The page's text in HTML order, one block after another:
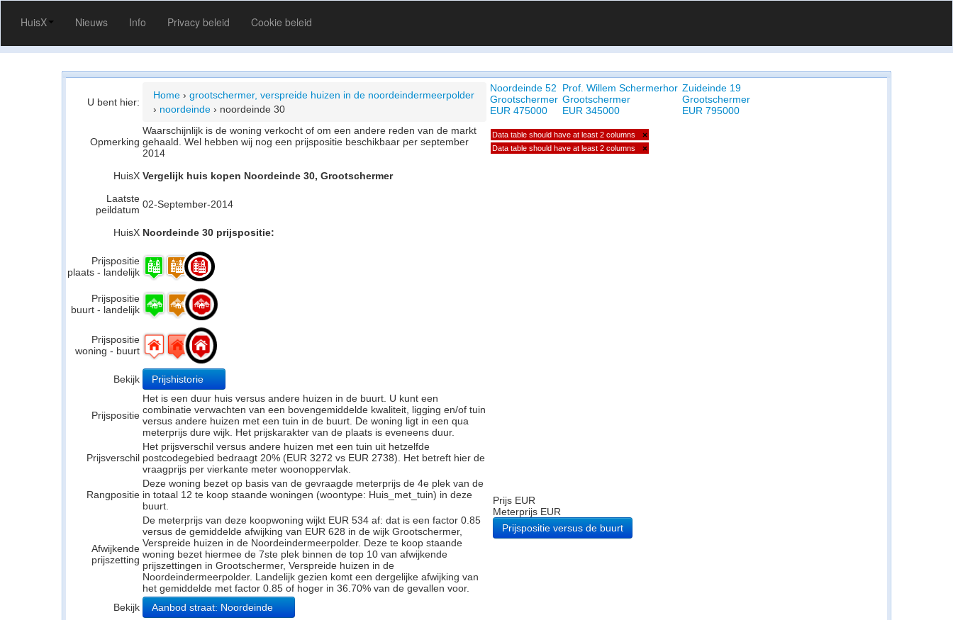
HuisX Nieuws Info Privacy beleid Cookie beleid
U bent hier:
Home › grootschermer, verspreide huizen in de noordeindermeerpolder
› noordeinde › noordeinde 30
Opmerking
Waarschijnlijk is de woning verkocht of om een andere reden van de markt
gehaald. Wel hebben wij nog een prijspositie beschikbaar per september
2014
HuisX Vergelijk huis kopen Noordeinde 30, Grootschermer
Laatste
peildatum 02-September-2014
HuisX Noordeinde 30 prijspositie:
Prijspositie
plaats - landelijk
Prijspositie
buurt - landelijk
Prijspositie
woning - buurt
Bekijk Prijshistorie
Prijspositie
Het is een duur huis versus andere huizen in de buurt. U kunt een
combinatie verwachten van een bovengemiddelde kwaliteit, ligging en/of tuin
versus andere huizen met een tuin in de buurt. De woning ligt in een qua
meterprijs dure wijk. Het prijskarakter van de plaats is eveneens duur.
Prijsverschil
Het prijsverschil versus andere huizen met een tuin uit hetzelfde
postcodegebied bedraagt 20% (EUR 3272 vs EUR 2738). Het betreft hier de
vraagprijs per vierkante meter woonoppervlak.
Rangpositie
Deze woning bezet op basis van de gevraagde meterprijs de 4e plek van de
in totaal 12 te koop staande woningen (woontype: Huis_met_tuin) in deze
buurt.
Afwijkende
prijszetting
De meterprijs van deze koopwoning wijkt EUR 534 af: dat is een factor 0.85
versus de gemiddelde afwijking van EUR 628 in de wijk Grootschermer,
Verspreide huizen in de Noordeindermeerpolder. Deze te koop staande
woning bezet hiermee de 7ste plek binnen de top 10 van afwijkende
prijszettingen in Grootschermer, Verspreide huizen in de
Noordeindermeerpolder. Landelijk gezien komt een dergelijke afwijking van
het gemiddelde met factor 0.85 of hoger in 36.70% van de gevallen voor.
Bekijk
Aanbod straat: Noordeinde
Noordeinde 52
Grootschermer
EUR 475000
Prof. Willem Schermerhor
Grootschermer
EUR 345000
Zuideinde 19
Grootschermer
EUR 795000
Data table should have at least 2 columns ×
Data table should have at least 2 columns ×
Prijs EUR
Meterprijs EUR
Prijspositie versus de buurt